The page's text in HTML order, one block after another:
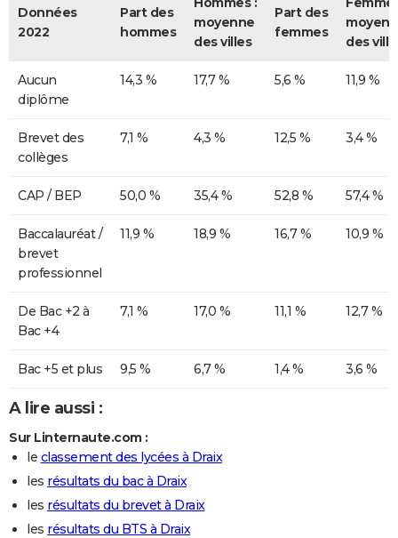
Données
2022
Part des
hommes
moyenne
des villes
Part des
femmes
des
Aucun
diplôme
14,3 % 17,7 % 5,6 % 11,9 %
Brevet des
collèges
7,1 % 4,3 % 12,5 % 3,4 %
CAP / BEP 50,0 % 35,4 % 52,8 % 57,4 %
Baccalauréat /
brevet
professionnel
11,9 % 18,9 % 16,7 % 10,9 %
De Bac +2 à
Bac +4
7,1 % 17,0 % 11,1 % 12,7 %
Bac +5 et plus 9,5 % 6,7 % 1,4 % 3,6 %
A lire aussi :
Sur Linternaute.com :
le classement des lycées à Draix
les résultats du bac à Draix
les résultats du brevet à Draix
les résultats du BTS à Draix